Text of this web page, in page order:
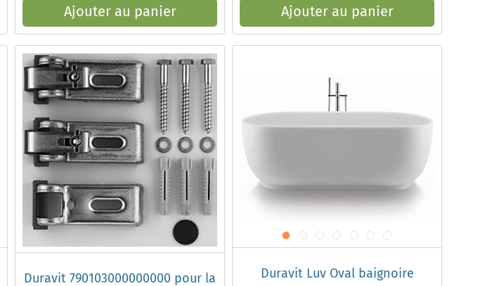
Ajouter au panier Ajouter au panier
Duravit 790103000000000 pour la
Duravit Luv Oval baignoire